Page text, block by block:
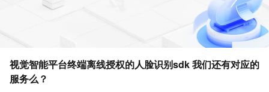
视觉智能平台终端离线授权的人脸识别sdk 我们还有对应的
服务么？